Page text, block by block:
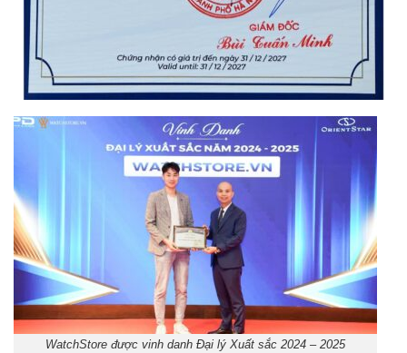
WatchStore được vinh danh Đại lý Xuất sắc 2024 – 2025